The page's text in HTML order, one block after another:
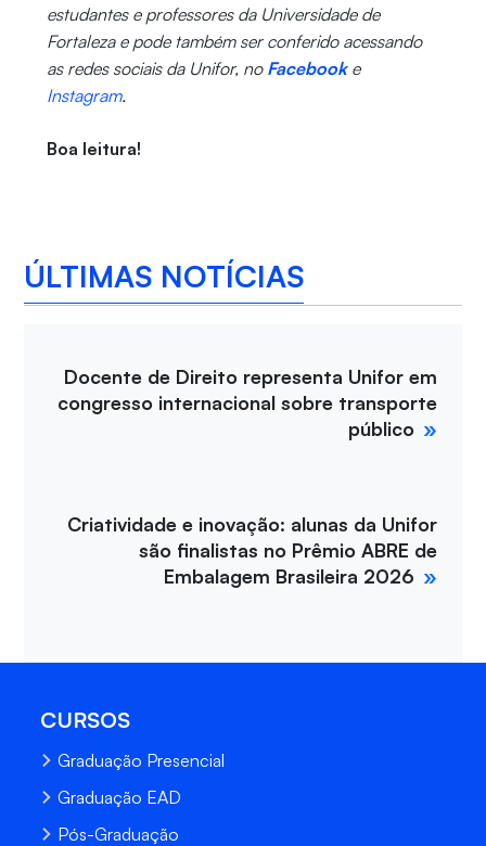
estudantes e professores da Universidade de
Fortaleza e pode também ser conferido acessando
as redes sociais da Unifor, no Facebooke
Instagram.
Boa leitura!
ÚLTIMAS NOTÍCIAS
Docente de Direito representa Unifor em
congresso internacional sobre transporte
público
Criatividade e inovação: alunas da Unifor
são finalistas no Prêmio ABRE de
Embalagem Brasileira 2026
CURSOS
Graduação Presencial
Graduação EAD
Pós-Graduação